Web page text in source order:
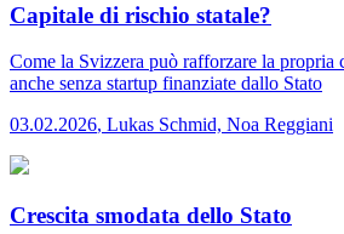
Capitale di rischio statale?
Come la Svizzera può rafforzare la propria
anche senza startup finanziate dallo Stato
03.02.2026, Lukas Schmid, Noa Reggiani
Crescita smodata dello Stato